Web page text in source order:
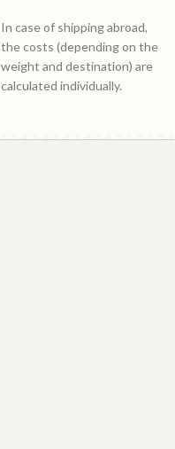
In case of shipping abroad,
the costs (depending on the
weight and destination) are
calculated individually.